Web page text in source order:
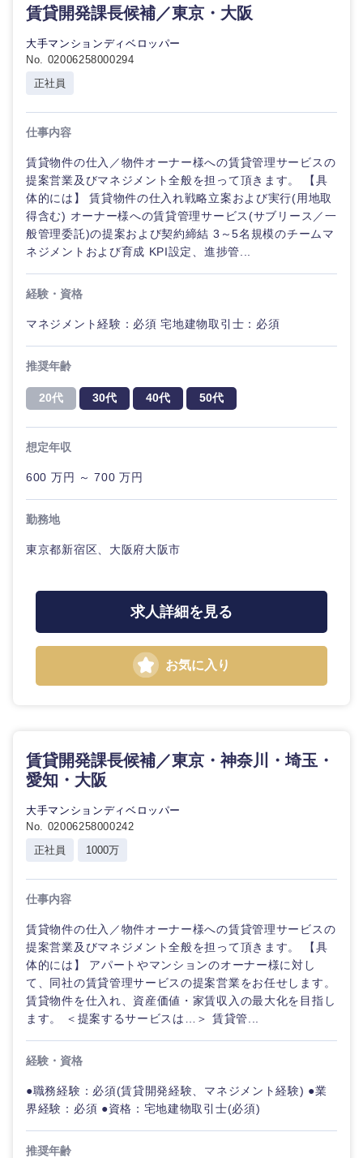
賃貸開発課長候補／東京・大阪
大手マンションディベロッパー
No. 02006258000294
正社員
仕事内容
賃貸物件の仕入／物件オーナー様への賃貸管理サービスの
提案営業及びマネジメント全般を担って頂きます。 【具
体的には】 賃貸物件の仕入れ戦略立案および実行(用地取
得含む) オーナー様への賃貸管理サービス(サブリース／一
般管理委託)の提案および契約締結 3～5名規模のチームマ
ネジメントおよび育成 KPI設定、進捗管...
経験・資格
マネジメント経験：必須 宅地建物取引士：必須
推奨年齢
20代 30代 40代 50代
想定年収
600 万円 ～ 700 万円
勤務地
東京都新宿区、大阪府大阪市
求人詳細を見る
お気に入り
賃貸開発課長候補／東京・神奈川・埼玉・
愛知・大阪
大手マンションディベロッパー
No. 02006258000242
正社員
1000万
仕事内容
賃貸物件の仕入／物件オーナー様への賃貸管理サービスの
提案営業及びマネジメント全般を担って頂きます。 【具
体的には】 アパートやマンションのオーナー様に対し
て、同社の賃貸管理サービスの提案営業をお任せします。
賃貸物件を仕入れ、資産価値・家賃収入の最大化を目指し
ます。 ＜提案するサービスは…＞ 賃貸管...
経験・資格
●職務経験：必須(賃貸開発経験、マネジメント経験) ●業
界経験：必須 ●資格：宅地建物取引士(必須)
推奨年齢